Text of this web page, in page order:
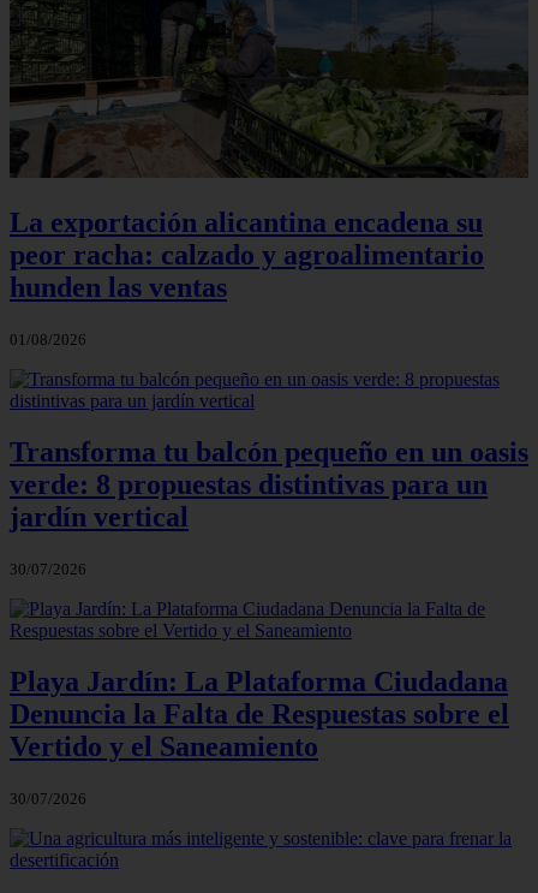
La exportación alicantina encadena su
peor racha: calzado y agroalimentario
hunden las ventas
01/08/2026
Transforma tu balcón pequeño en un oasis
verde: 8 propuestas distintivas para un
jardín vertical
30/07/2026
Playa Jardín: La Plataforma Ciudadana
Denuncia la Falta de Respuestas sobre el
Vertido y el Saneamiento
30/07/2026